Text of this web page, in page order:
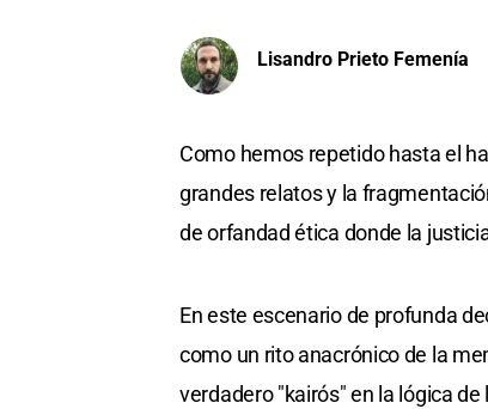
Lisandro Prieto Femenía
Como hemos repetido hasta el
grandes relatos y la
de orfandad ética donde la
En este escenario de profunda
como un rito anacrónico de la
verdadero "kairós" en la lógica